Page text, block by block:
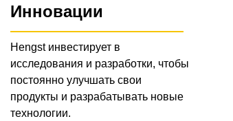
Инновации
Hengst инвестирует в
исследования и разработки, чтобы
постоянно улучшать свои
продукты и разрабатывать новые
технологии.